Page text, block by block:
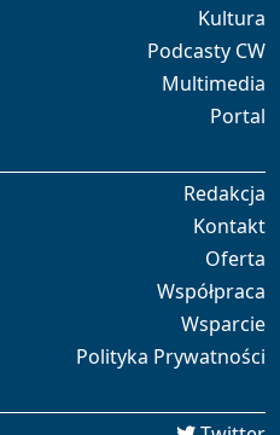
Kultura
Podcasty CW
Multimedia
Portal
Redakcja
Kontakt
Oferta
Współpraca
Wsparcie
Polityka Prywatności